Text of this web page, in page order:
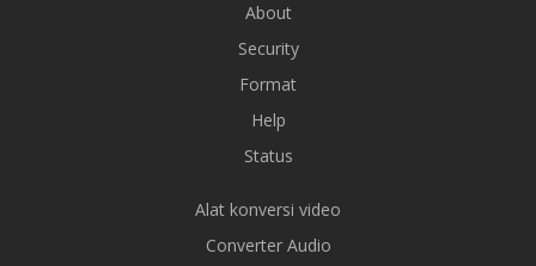
About
Security
Format
Help
Status
Alat konversi video
Converter Audio